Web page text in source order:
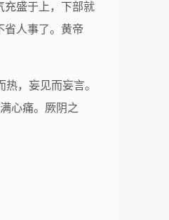
充盛于上，下部就
省人事了。黄帝
，妄见而妄言。
心痛。厥阴之